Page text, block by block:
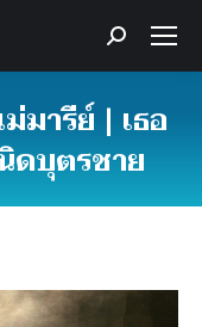
Search:
มารีย์ | เธอ
ดบุตรชาย